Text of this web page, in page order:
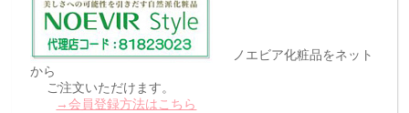
ノエビア化粧品をネット
から
ご注文いただけます。
→会員登録方法はこちら